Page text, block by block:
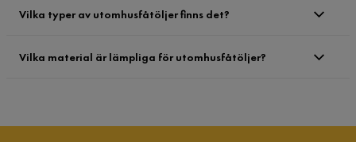
Vilka typer av utomhusfåtöljer finns det?
Vilka material är lämpliga för utomhusfåtöljer?